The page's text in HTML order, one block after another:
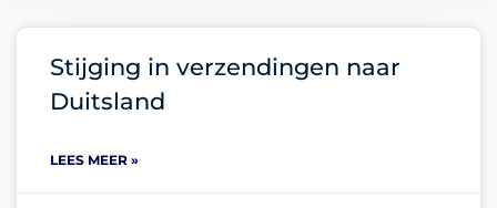
Stijging in verzendingen naar
Duitsland
LEES MEER »